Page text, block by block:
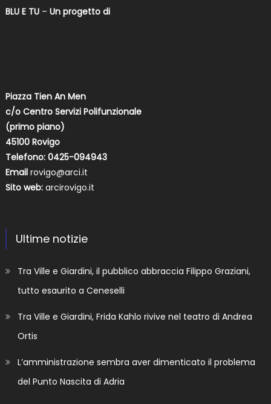
BLU E TU– Un progetto di
Piazza Tien An Men
c/o Centro Servizi Polifunzionale
(primo piano)
45100 Rovigo
Telefono: 0425-094943
Email rovigo@arci.it
Sito web: arcirovigo.it
Ultime notizie
Tra Ville e Giardini, il pubblico abbraccia Filippo Graziani,
tutto esaurito a Ceneselli
Tra Ville e Giardini, Frida Kahlo rivive nel teatro di Andrea
Ortis
L’amministrazione sembra aver dimenticato il problema
del Punto Nascita di Adria